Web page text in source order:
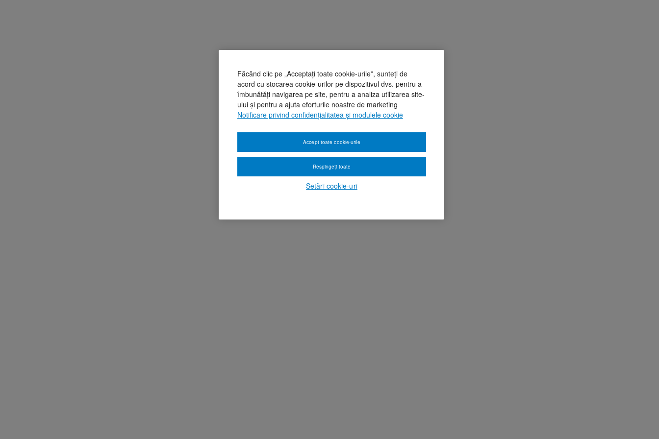
Făcând clic pe „Acceptați toate cookie-urile”, sunteți de
acord cu stocarea cookie-urilor pe dispozitivul dvs. pentru a
îmbunătăți navigarea pe site, pentru a analiza utilizarea site-
ului și pentru a ajuta eforturile noastre de marketing
Notificare privind confidențialitatea și modulele cookie
Setări cookie-uri
Respingeți toate
Accept toate cookie-urile